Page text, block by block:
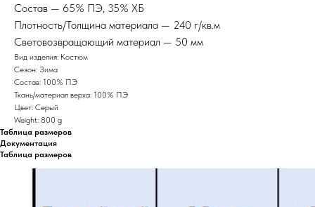
Состав — 65% ПЭ, 35% ХБ
Плотность/Толщина материала — 240 г/кв.м
Световозвращающий материал — 50 мм
Вид изделия: Костюм
Сезон: Зима
Состав: 100% ПЭ
Ткань/материал верха: 100% ПЭ
Цвет: Серый
Weight: 800 g
Таблица размеров
Документация
Таблица размеров